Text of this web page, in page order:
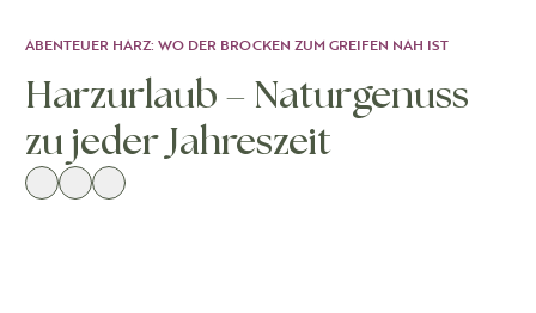
ABENTEUER HARZ: WO DER BROCKEN ZUM GREIFEN NAH IST
Harzurlaub – Naturgenuss
zu jeder Jahreszeit